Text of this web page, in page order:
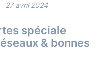
27 avril 2024
spéciale
& bonnes